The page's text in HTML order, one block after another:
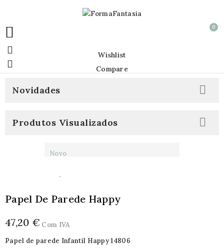
 0
 Wishlist
 Compare
Novidades 
Produtos Visualizados 
Novo
Papel De Parede Happy
47,20 € Com IVA
Papel de parede Infantil Happy 14806